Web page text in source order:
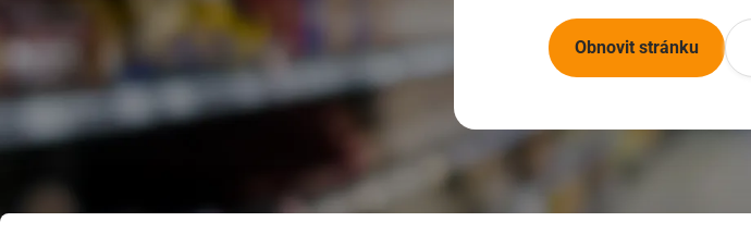
Obnovit stránku